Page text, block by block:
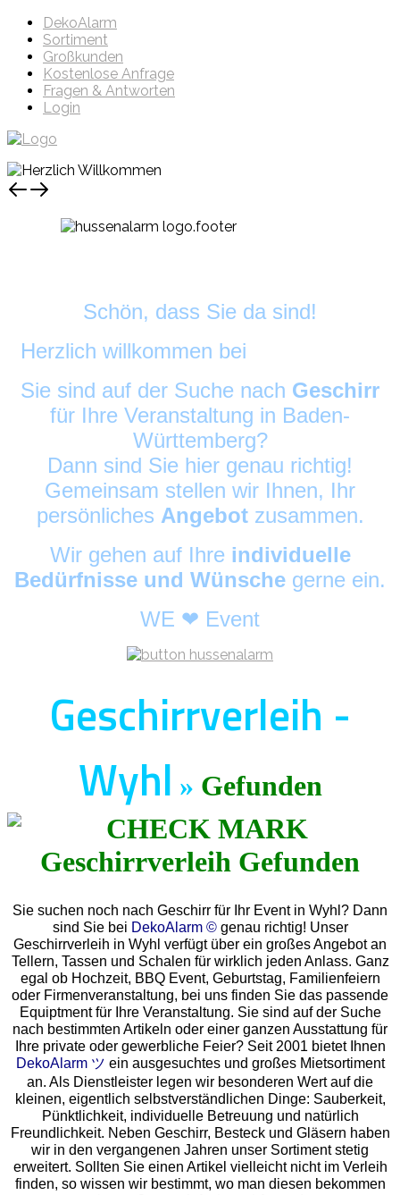
DekoAlarm
Sortiment
Großkunden
Kostenlose Anfrage
Fragen & Antworten
Login
Schön, dass Sie da sind!
Herzlich willkommen bei
Sie sind auf der Suche nach Geschirr
für Ihre Veranstaltung in Baden-
Württemberg?
Dann sind Sie hier genau richtig!
Gemeinsam stellen wir Ihnen, Ihr
persönliches Angebot zusammen.
Wir gehen auf Ihre individuelle
Bedürfnisse und Wünsche gerne ein.
WE ❤ Event
Geschirrverleih -
Wyhl » Gefunden
Sie suchen noch nach Geschirr für Ihr Event in Wyhl? Dann
sind Sie bei DekoAlarm ©genau richtig! Unser
Geschirrverleih in Wyhl verfügt über ein großes Angebot an
Tellern, Tassen und Schalen für wirklich jeden Anlass. Ganz
egal ob Hochzeit, BBQ Event, Geburtstag, Familienfeiern
oder Firmenveranstaltung, bei uns finden Sie das passende
Equiptment für Ihre Veranstaltung. Sie sind auf der Suche
nach bestimmten Artikeln oder einer ganzen Ausstattung für
Ihre private oder gewerbliche Feier? Seit 2001 bietet Ihnen
DekoAlarm ツ ein ausgesuchtes und großes Mietsortiment
an. Als Dienstleister legen wir besonderen Wert auf die
kleinen, eigentlich selbstverständlichen Dinge: Sauberkeit,
Pünktlichkeit, individuelle Betreuung und natürlich
Freundlichkeit. Neben Geschirr, Besteck und Gläsern haben
wir in den vergangenen Jahren unser Sortiment stetig
erweitert. Sollten Sie einen Artikel vielleicht nicht im Verleih
finden, so wissen wir bestimmt, wo man diesen bekommen